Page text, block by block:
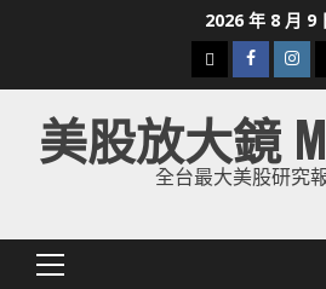
2026 年 8 月 9
下
載
美
股
美股放大鏡
全台最大美股研究
Primary